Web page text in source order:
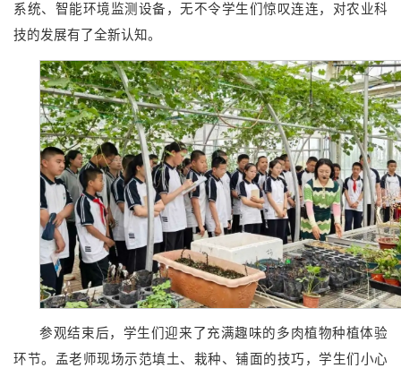
系统、智能环境监测设备，无不令学生们惊叹连连，对农业科
技的发展有了全新认知。
参观结束后，学生们迎来了充满趣味的多肉植物种植体验
环节。孟老师现场示范填土、栽种、铺面的技巧，学生们小心